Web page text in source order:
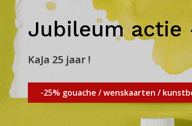
Jubileum actie
KaJa 25 jaar !
-25% gouache / wenskaarten /